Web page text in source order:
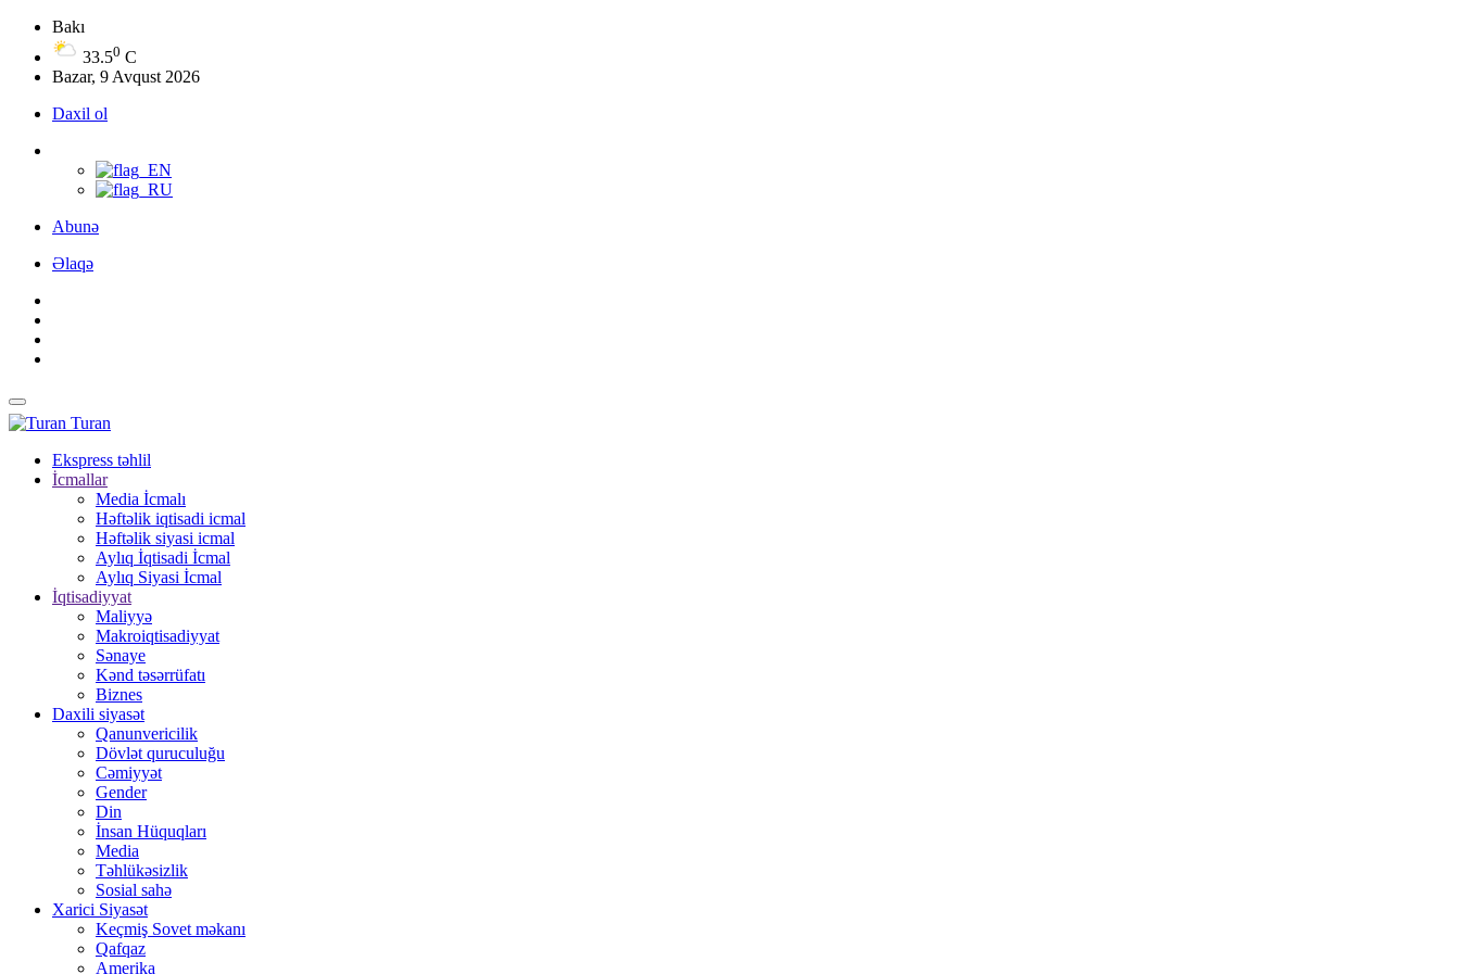
Bakı
33.50 C
Bazar, 9 Avqust 2026
Daxil ol
Abunə
Əlaqə
Turan
Ekspress təhlil
İcmallar
Media İcmalı
Həftəlik iqtisadi icmal
Həftəlik siyasi icmal
Aylıq İqtisadi İcmal
Aylıq Siyasi İcmal
İqtisadiyyat
Maliyyə
Makroiqtisadiyyat
Sənaye
Kənd təsərrüfatı
Biznes
Daxili siyasət
Qanunvericilik
Dövlət quruculuğu
Cəmiyyət
Gender
Din
İnsan Hüquqları
Media
Təhlükəsizlik
Sosial sahə
Xarici Siyasət
Keçmiş Sovet məkanı
Qafqaz
Amerika